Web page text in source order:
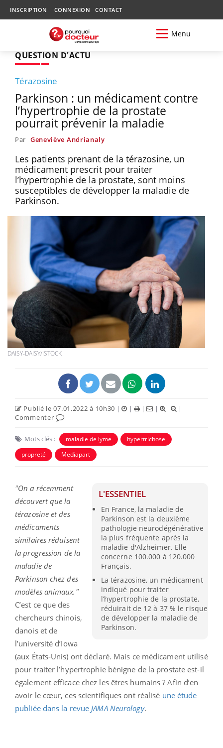
INSCRIPTION CONNEXION CONTACT
Menu
QUESTION D'ACTU
Térazosine
Parkinson : un médicament contre
l’hypertrophie de la prostate
pourrait prévenir la maladie
Par Geneviève Andrianaly
Les patients prenant de la térazosine, un
médicament prescrit pour traiter
l’hypertrophie de la prostate, sont moins
susceptibles de développer la maladie de
Parkinson.
DAISY-DAISY/ISTOCK
Publié le 07.01.2022 à 10h30 | | | |
|
Commenter
Mots clés : maladie de lyme
hypertrichose
propreté
Mediapart
L'ESSENTIEL
En France, la maladie de
Parkinson est la deuxième
pathologie neurodégénérative
la plus fréquente après la
maladie d'Alzheimer. Elle
concerne 100.000 à 120.000
Français.
La térazosine, un médicament
indiqué pour traiter
l’hypertrophie de la prostate,
réduirait de 12 à 37 % le risque
de développer la maladie de
Parkinson.
"On a récemment
découvert que la
térazosine et des
médicaments
similaires réduisent
la progression de la
maladie de
Parkinson chez des
modèles animaux."
C’est ce que des
chercheurs chinois,
danois et de
l’université d’Iowa
(aux États-Unis) ont déclaré. Mais ce médicament utilisé
pour traiter l’hypertrophie bénigne de la prostate est-il
également efficace chez les êtres humains ? Afin d’en
avoir le cœur, ces scientifiques ont réalisé une étude
publiée dans la revue JAMA Neurology.